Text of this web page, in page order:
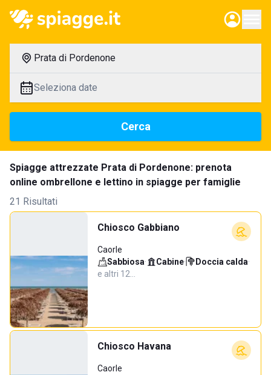
Prata di Pordenone
Seleziona date
Cerca
Spiagge attrezzate Prata di Pordenone: prenota
online ombrellone e lettino in spiagge per famiglie
21 Risultati
Chiosco Gabbiano
Caorle
Sabbiosa· Cabine· Doccia calda·
e altri 12…
Chiosco Havana
Caorle